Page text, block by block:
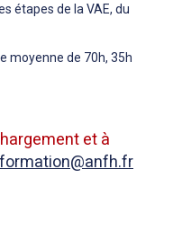
étapes de la VAE, du
moyenne de 70h, 35h
et à